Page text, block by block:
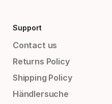
Support
Contact us
Returns Policy
Shipping Policy
Händlersuche